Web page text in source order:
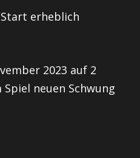
erheblich
2023 auf 2
neuen Schwung